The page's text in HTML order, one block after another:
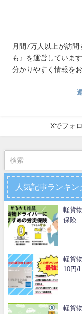
月間7万人以上が訪
も』を運営していま
分かりやすく情報を
Xでフォ
人気記事ランキン
軽貨
保険
軽貨
10円/
軽貨